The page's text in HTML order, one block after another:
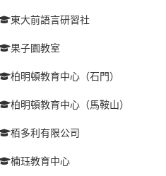
東大前語言研習社
果子園教室
柏明頓教育中心（石門）
柏明頓教育中心（馬鞍山）
栢多利有限公司
楠珏教育中心